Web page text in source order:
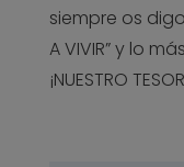
siempre os digo,
A VIVIR” y lo
¡NUESTRO